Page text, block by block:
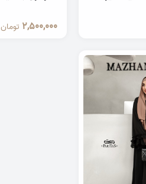
2,500,000 تومان